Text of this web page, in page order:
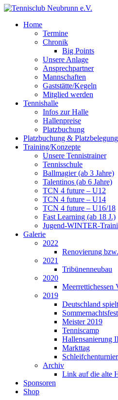
Home
Termine
Chronik
Big Points
Unsere Anlage
Ansprechpartner
Mannschaften
Gaststätte/Kegeln
Mitglied werden
Tennishalle
Infos zur Halle
Hallenpreise
Platzbuchung
Platzbuchung & Platzbelegung
Training/Konzepte
Unsere Tennistrainer
Tennisschule
Ballmagier (ab 3 Jahre)
Talentinos (ab 6 Jahre)
TCN 4 future – U12
TCN 4 future – U14
TCN 4 future – U16/18
Fast Learning (ab 18 J.)
Jugend-WINTER-
Galerie
2022
Renovierung
2021
Tribünenneubau
2020
Meerrettichessen
2019
Deutschland
Sommernachtsfest
Meister 2019
Tenniscamp
Hallensanierung
Markttag
Schleifchenturnier
Archiv
Link auf die alte
Sponsoren
Shop